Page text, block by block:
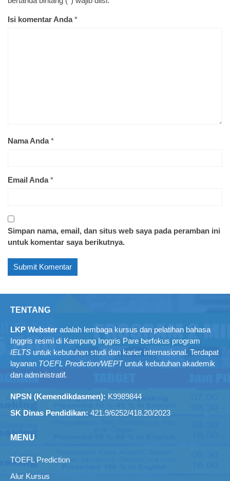
Isi komentar Anda*
Nama Anda*
Email Anda*
Simpan nama, email, dan situs web saya pada peramban ini
untuk komentar saya berikutnya.
TENTANG
LKP Webster adalah lembaga kursus dan pelatihan bahasa
Inggris resmi di Kampung Inggris Pare berfokus program
IELTS untuk kebutuhan studi dan karier internasional. Terdapat
layanan TOEFL Prediction/WEPTuntuk kebutuhan akademik
dan administratif.
NPSN (Kemendikdasmen): K9989844
SK Dinas Pendidikan: 421.9/6252/418.20/2023
MENU
TOEFL Prediction
Alur Kursus